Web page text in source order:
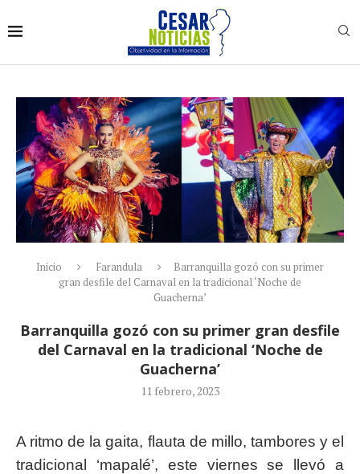
Inicio Farandula
Barranquilla gozó con su primer
gran desfile del Carnaval en la tradicional ‘Noche de
Guacherna’
Barranquilla gozó con su primer gran desfile
del Carnaval en la tradicional ‘Noche de
Guacherna’
11 febrero, 2023
A ritmo de la gaita, flauta de millo, tambores y el
tradicional ‘mapalé’, este viernes se llevó a